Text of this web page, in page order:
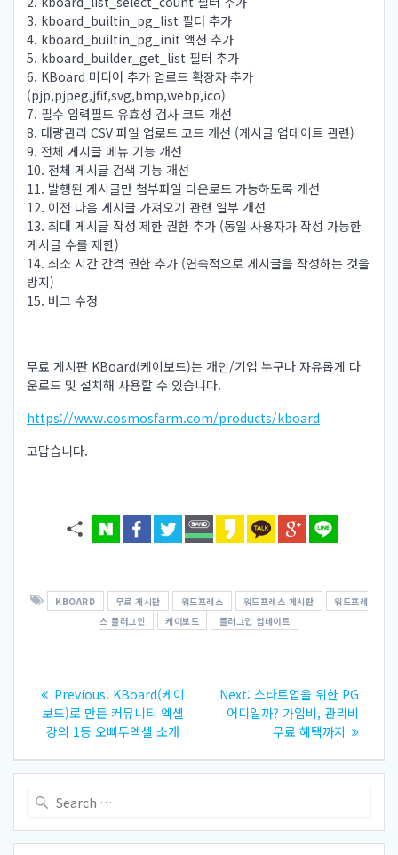
3. kboard_builtin_pg_list 필터 추가
4. kboard_builtin_pg_init 액션 추가
5. kboard_builder_get_list 필터 추가
6. KBoard 미디어 추가 업로드 확장자 추가
(pjp,pjpeg,jfif,svg,bmp,webp,ico)
7. 필수 입력필드 유효성 검사 코드 개선
8. 대량관리 CSV 파일 업로드 코드 개선 (게시글 업데이트 관련)
9. 전체 게시글 메뉴 기능 개선
10. 전체 게시글 검색 기능 개선
11. 발행된 게시글만 첨부파일 다운로드 가능하도록 개선
12. 이전 다음 게시글 가져오기 관련 일부 개선
13. 최대 게시글 작성 제한 권한 추가 (동일 사용자가 작성 가능한
게시글 수를 제한)
14. 최소 시간 간격 권한 추가 (연속적으로 게시글을 작성하는 것을
방지)
15. 버그 수정
무료 게시판 KBoard(케이보드)는 개인/기업 누구나 자유롭게 다
운로드 및 설치해 사용할 수 있습니다.
https://www.cosmosfarm.com/products/kboard
고맙습니다.
KBOARD 무료 게시판 워드프레스 워드프레스 게시판
워드프레
스 플러그인
케이보드 플러그인 업데이트
글
내
비
게
이
Previous: Previous
post:
KBoard(케이
보드)로 만든 커뮤니티 엑셀
강의 1등 오빠두엑셀 소개
Next: Next
post:
스타트업을 위한 PG
어디일까? 가입비, 관리비
무료 혜택까지